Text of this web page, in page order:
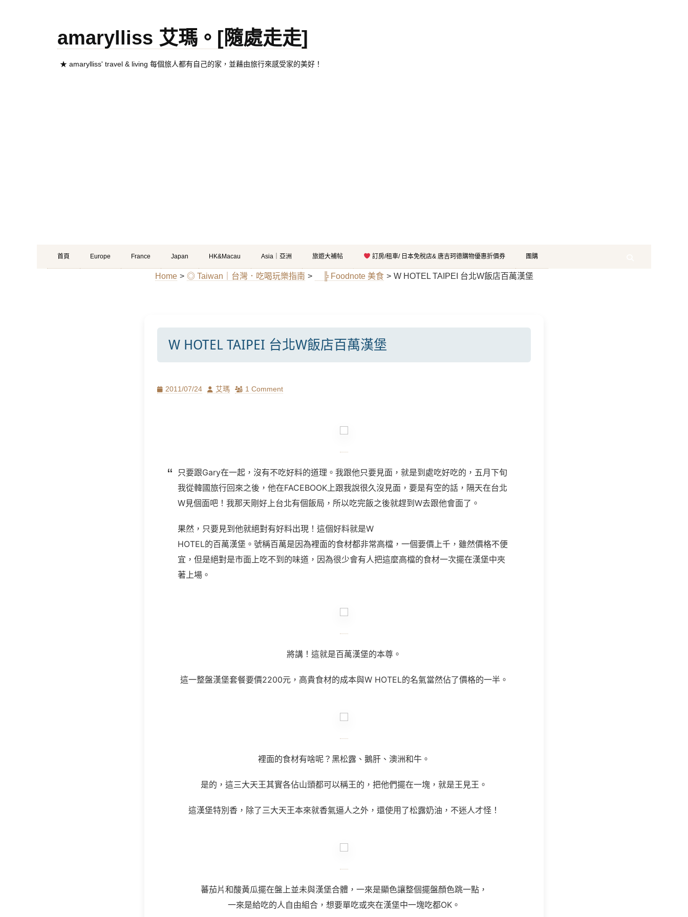
amarylliss 艾瑪。[隨處走走]
★ amarylliss' travel & living 每個旅人都有自己的家，並藉由旅行來感受家的美好！
Primary
Menu
Skip
to
首頁 Europe France Japan HK&Macau Asia｜亞洲 旅遊大補帖 訂房/租車/ 日本免稅店& 唐吉珂德購物優惠折價券 團購
Home > ◎ Taiwan｜台灣．吃喝玩樂指南 > ╠ Foodnote 美食 > W HOTEL TAIPEI 台北W飯店百萬漢堡
W HOTEL TAIPEI 台北W飯店百萬漢堡
Posted
2011/07/24 Author
艾瑪 1 Comment
只要跟Gary在一起，沒有不吃好料的道理。我跟他只要見面，就是到處吃好吃的，五月下旬
我從韓國旅行回來之後，他在FACEBOOK上跟我說很久沒見面，要是有空的話，隔天在台北
W見個面吧！我那天剛好上台北有個飯局，所以吃完飯之後就趕到W去跟他會面了。
果然，只要見到他就絕對有好料出現！這個好料就是W
HOTEL的百萬漢堡。號稱百萬是因為裡面的食材都非常高檔，一個要價上千，雖然價格不便
宜，但是絕對是市面上吃不到的味道，因為很少會有人把這麼高檔的食材一次擺在漢堡中夾
著上場。
將講！這就是百萬漢堡的本尊。
這一整盤漢堡套餐要價2200元，高貴食材的成本與W HOTEL的名氣當然佔了價格的一半。
裡面的食材有啥呢？黑松露、鵝肝、澳洲和牛。
是的，這三大天王其實各佔山頭都可以稱王的，把他們擺在一塊，就是王見王。
這漢堡特別香，除了三大天王本來就香氣逼人之外，還使用了松露奶油，不迷人才怪！
蕃茄片和酸黃瓜擺在盤上並未與漢堡合體，一來是顯色讓整個擺盤顏色跳一點，
一來是給吃的人自由組合，想要單吃或夾在漢堡中一塊吃都OK。